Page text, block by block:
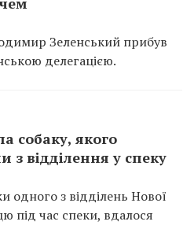
Зеленський прибув
делегацією.
собаку, якого
з відділення у спеку
одного з відділень Нової
під час спеки, вдалося